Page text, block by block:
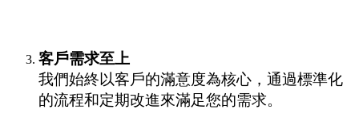
客戶需求至上
我們始終以客戶的滿意度為核心，通過標準化
的流程和定期改進來滿足您的需求。